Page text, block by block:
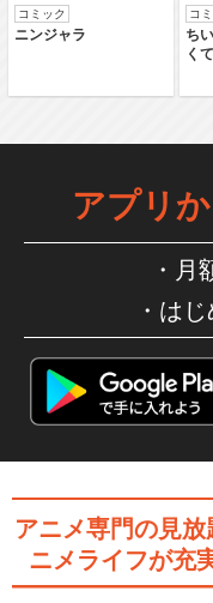
コミック
ニンジャラ
コ
ち
く
アプリ
月
は
アニメ専門の見放
ニメライフが充